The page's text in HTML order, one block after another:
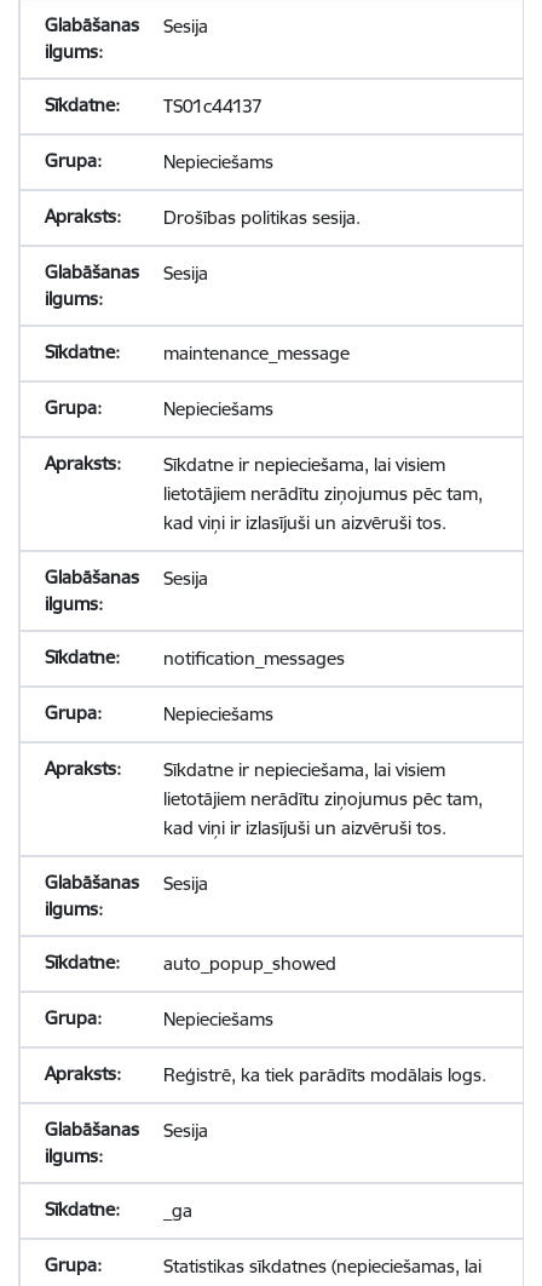
Sesija
TS01c44137
Nepieciešams
Drošības politikas sesija.
Sesija
maintenance_message
Nepieciešams
Sīkdatne ir nepieciešama, lai visiem
lietotājiem nerādītu ziņojumus pēc tam,
kad viņi ir izlasījuši un aizvēruši tos.
Sesija
notification_messages
Nepieciešams
Sīkdatne ir nepieciešama, lai visiem
lietotājiem nerādītu ziņojumus pēc tam,
kad viņi ir izlasījuši un aizvēruši tos.
Sesija
auto_popup_showed
Nepieciešams
Reģistrē, ka tiek parādīts modālais logs.
Sesija
_ga
Statistikas sīkdatnes (nepieciešamas, lai